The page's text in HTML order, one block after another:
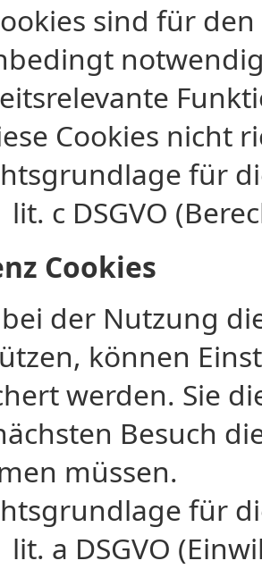
sind für
Cookies nicht
für
lit. c DSGVO
Cookies
der Nutzung
können
werden. Sie
Besuch
müssen.
für
lit. a DSGVO